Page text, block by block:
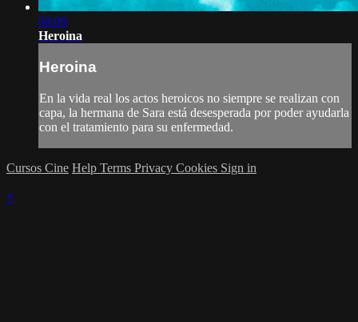
08:09
Heroina
Heroina
En la vida real los actos heroicos no siempre se realizan con
capa, la hermana de Sara está desesperada por poder ayudarla
con el tratamiento para su enfermedad.
Cursos Cine Help Terms Privacy Cookies Sign in
×